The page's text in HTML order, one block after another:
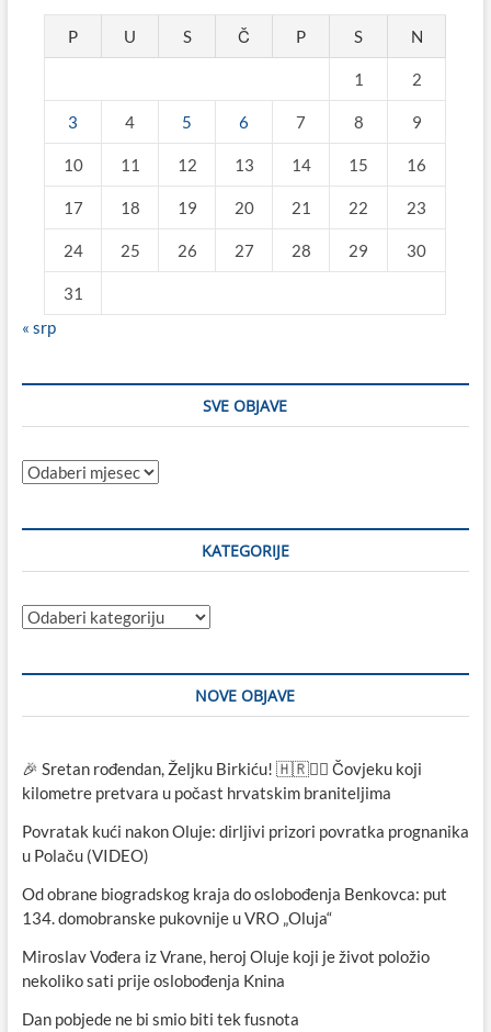
P U S Č P S N
1 2
3 4 5 6 7 8 9
10 11 12 13 14 15 16
17 18 19 20 21 22 23
24 25 26 27 28 29 30
31
« srp
SVE OBJAVE
Sve
KATEGORIJE
Kategorije
NOVE OBJAVE
🎉 Sretan rođendan, Željku Birkiću! 🇭🇷🏃‍♂️ Čovjeku koji
kilometre pretvara u počast hrvatskim braniteljima
Povratak kući nakon Oluje: dirljivi prizori povratka prognanika
u Polaču (VIDEO)
Od obrane biogradskog kraja do oslobođenja Benkovca: put
134. domobranske pukovnije u VRO „Oluja“
Miroslav Vođera iz Vrane, heroj Oluje koji je život položio
nekoliko sati prije oslobođenja Knina
Dan pobjede ne bi smio biti tek fusnota